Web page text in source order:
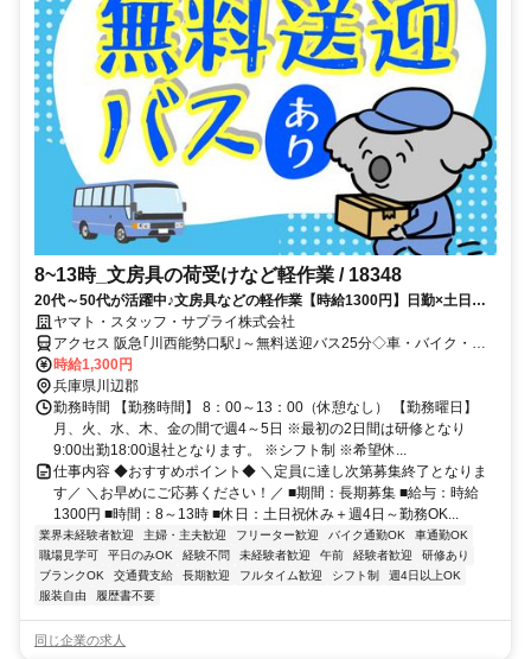
8~13時_文房具の荷受けなど軽作業 / 18348
20代～50代が活躍中♪文房具などの軽作業【時給1300円】日勤×土日祝
休みで週4日もOK◎☆川西能勢口駅～無料送迎あり☆車･バイク･自転車
OK
ヤマト・スタッフ・サプライ株式会社
アクセス 阪急｢川西能勢口駅｣～無料送迎バス25分◇車・バイク・自
転車通勤OK(駐車場無料！)◇交通費支給あり♪(規定)※交通費は1日
440円×勤務日数分支給（例：440円×20日勤務＝8,800円）→車バイ
ク通勤もガソリン代として支給◎※詳細は面接時に説明いたします＊
送迎バスについて＊本数多数！川西能勢駅間 所要時間25分ほど。
時給1,300円
兵庫県川辺郡
勤務時間 【勤務時間】 8：00～13：00（休憩なし） 【勤務曜日】
月、火、水、木、金の間で週4～5日 ※最初の2日間は研修となり
9:00出勤18:00退社となります。 ※シフト制 ※希望休...
仕事内容 ◆おすすめポイント◆ ＼定員に達し次第募集終了となりま
す／ ＼お早めにご応募ください！／ ■期間：長期募集 ■給与：時給
1300円 ■時間：8～13時 ■休日：土日祝休み＋週4日～勤務OK...
業界未経験者歓迎 主婦・主夫歓迎 フリーター歓迎 バイク通勤OK
車通勤OK
職場見学可
平日のみOK 経験不問 未経験者歓迎 午前 経験者歓迎
研修あり
ブランクOK
交通費支給 長期歓迎 フルタイム歓迎 シフト制
週4日以上OK
服装自由
履歴書不要
同じ企業の求人